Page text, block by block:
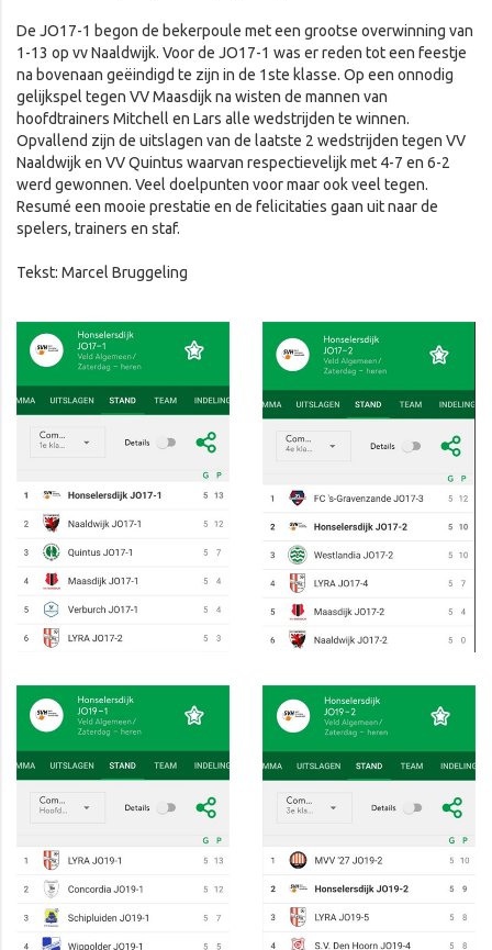
De JO17-1 begon de bekerpoule met een grootse overwinning van
1-13 op vv Naaldwijk. Voor de JO17-1 was er reden tot een feestje
na bovenaan geëindigd te zijn in de 1ste klasse. Op een onnodig
gelijkspel tegen VV Maasdijk na wisten de mannen van
hoofdtrainers Mitchell en Lars alle wedstrijden te winnen.
Opvallend zijn de uitslagen van de laatste 2 wedstrijden tegen VV
Naaldwijk en VV Quintus waarvan respectievelijk met 4-7 en 6-2
werd gewonnen. Veel doelpunten voor maar ook veel tegen.
Resumé een mooie prestatie en de felicitaties gaan uit naar de
spelers, trainers en staf.
Tekst: Marcel Bruggeling